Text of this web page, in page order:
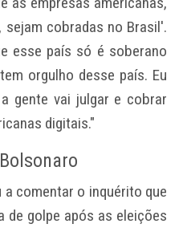
cobradas no Brasil'.
esse país só é soberano
orgulho desse país. Eu
gente vai julgar e cobrar
digitais."
comentar o inquérito que
de golpe após as eleições